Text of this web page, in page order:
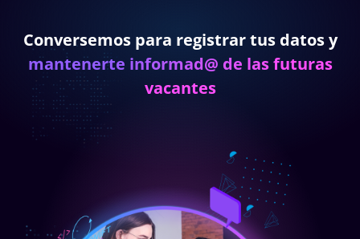
Conversemos para registrar tus datos y
mantenerte informad@ de las futuras
vacantes